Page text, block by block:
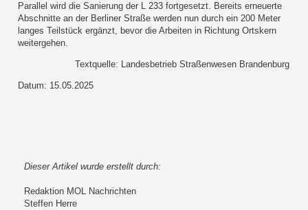
Parallel wird die Sanierung der L 233 fortgesetzt. Bereits erneuerte
Abschnitte an der Berliner Straße werden nun durch ein 200 Meter
langes Teilstück ergänzt, bevor die Arbeiten in Richtung Ortskern
weitergehen.
Textquelle: Landesbetrieb Straßenwesen Brandenburg
Datum: 15.05.2025
Dieser Artikel wurde erstellt durch:
Redaktion MOL Nachrichten
Steffen Herre